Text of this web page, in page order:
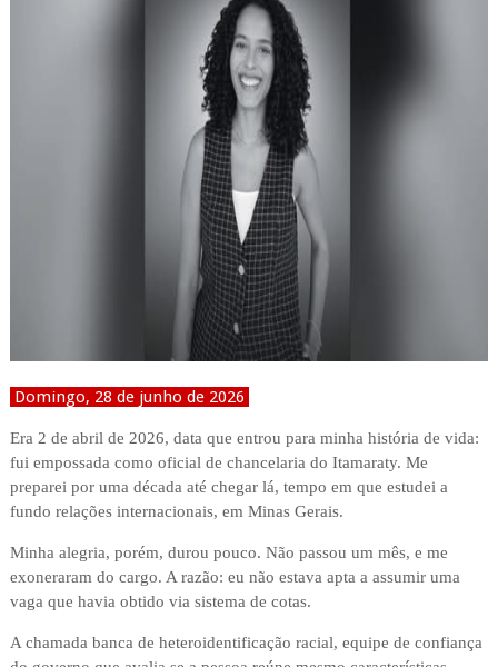
Domingo, 28 de junho de 2026
Era 2 de abril de 2026, data que entrou para minha história de vida:
fui empossada como oficial de chancelaria do Itamaraty. Me
preparei por uma década até chegar lá, tempo em que estudei a
fundo relações internacionais, em Minas Gerais.
Minha alegria, porém, durou pouco. Não passou um mês, e me
exoneraram do cargo. A razão: eu não estava apta a assumir uma
vaga que havia obtido via sistema de cotas.
A chamada banca de heteroidentificação racial, equipe de confiança